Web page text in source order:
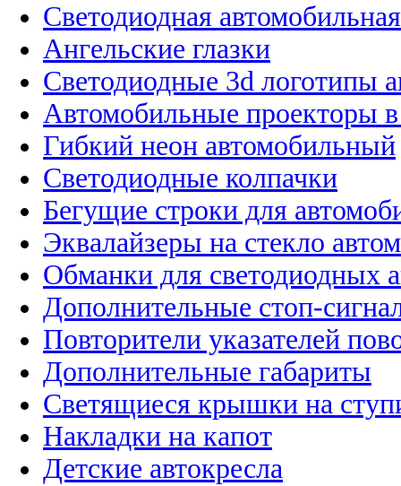
Светодиодная
Ангельские глазки
Светодиодные 3d логотипы
Автомобильные проекторы
Гибкий неон автомобильный
Светодиодные колпачки
Бегущие строки для
Эквалайзеры на стекло
Обманки для светодиодных
Дополнительные стоп-
Повторители указателей
Дополнительные габариты
Светящиеся крышки на
Накладки на капот
Детские автокресла